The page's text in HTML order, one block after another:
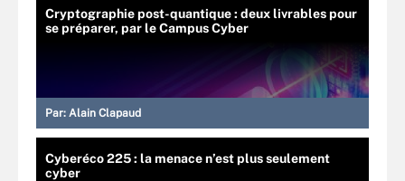
Cryptographie post-quantique : deux livrables pour
se préparer, par le Campus Cyber
Par: Alain Clapaud
Cyberéco 225 : la menace n’est plus seulement
cyber